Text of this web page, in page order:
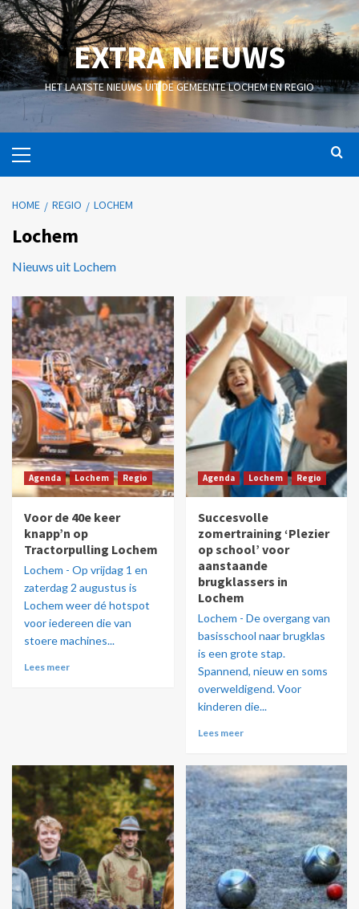
EXTRA NIEUWS
HET LAATSTE NIEUWS UIT DE GEMEENTE LOCHEM EN REGIO
HOME REGIO LOCHEM
Lochem
Nieuws uit Lochem
Agenda Lochem Regio
Voor de 40e keer
knapp’n op
Tractorpulling Lochem
Lochem - Op vrijdag 1 en
zaterdag 2 augustus is
Lochem weer dé hotspot
voor iedereen die van
stoere machines...
Lees meer
Agenda Lochem Regio
Succesvolle
zomertraining ‘Plezier
op school’ voor
aanstaande
brugklassers in
Lochem
Lochem - De overgang van
basisschool naar brugklas
is een grote stap.
Spannend, nieuw en soms
overweldigend. Voor
kinderen die...
Lees meer